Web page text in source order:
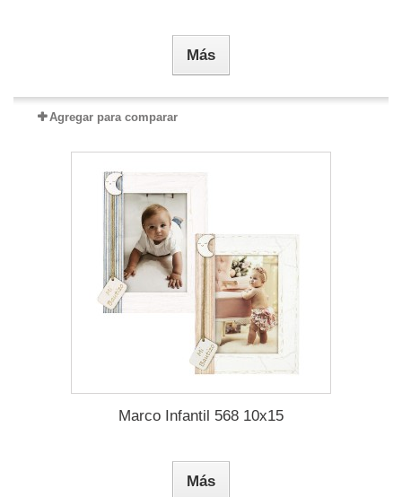
Más
Agregar para comparar
Marco Infantil 568 10x15
Más